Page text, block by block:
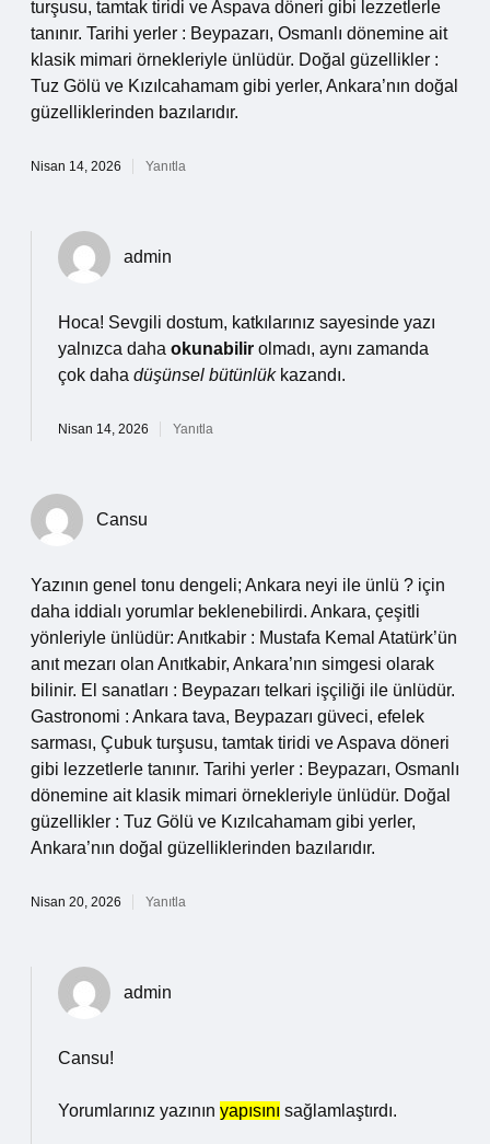
turşusu, tamtak tiridi ve Aspava döneri gibi lezzetlerle
tanınır. Tarihi yerler : Beypazarı, Osmanlı dönemine ait
klasik mimari örnekleriyle ünlüdür. Doğal güzellikler :
Tuz Gölü ve Kızılcahamam gibi yerler, Ankara’nın doğal
güzelliklerinden bazılarıdır.
Nisan 14, 2026 Yanıtla
admin
Hoca! Sevgili dostum, katkılarınız sayesinde yazı
yalnızca daha okunabilir olmadı, aynı zamanda
çok daha düşünsel bütünlükkazandı.
Nisan 14, 2026 Yanıtla
Cansu
Yazının genel tonu dengeli; Ankara neyi ile ünlü ? için
daha iddialı yorumlar beklenebilirdi. Ankara, çeşitli
yönleriyle ünlüdür: Anıtkabir : Mustafa Kemal Atatürk’ün
anıt mezarı olan Anıtkabir, Ankara’nın simgesi olarak
bilinir. El sanatları : Beypazarı telkari işçiliği ile ünlüdür.
Gastronomi : Ankara tava, Beypazarı güveci, efelek
sarması, Çubuk turşusu, tamtak tiridi ve Aspava döneri
gibi lezzetlerle tanınır. Tarihi yerler : Beypazarı, Osmanlı
dönemine ait klasik mimari örnekleriyle ünlüdür. Doğal
güzellikler : Tuz Gölü ve Kızılcahamam gibi yerler,
Ankara’nın doğal güzelliklerinden bazılarıdır.
Nisan 20, 2026 Yanıtla
admin
Cansu!
Yorumlarınız yazının yapısını sağlamlaştırdı.